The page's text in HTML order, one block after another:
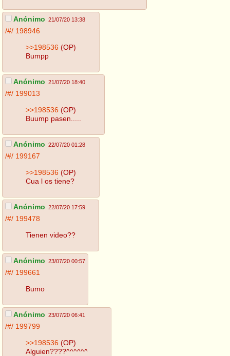
Anónimo 21/07/20 13:38
/#/ 198946
>>198536 (OP)
Bumpp
Anónimo 21/07/20 18:40
/#/ 199013
>>198536 (OP)
Buump pasen.....
Anónimo 22/07/20 01:28
/#/ 199167
>>198536 (OP)
Cua l os tiene?
Anónimo 22/07/20 17:59
/#/ 199478
Tienen video??
Anónimo 23/07/20 00:57
/#/ 199661
Bumo
Anónimo 23/07/20 06:41
/#/ 199799
>>198536 (OP)
Alguien????^^^^^^